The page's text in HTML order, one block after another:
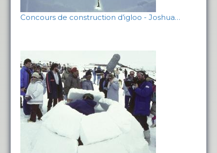
Concours de construction d’igloo - Joshua…